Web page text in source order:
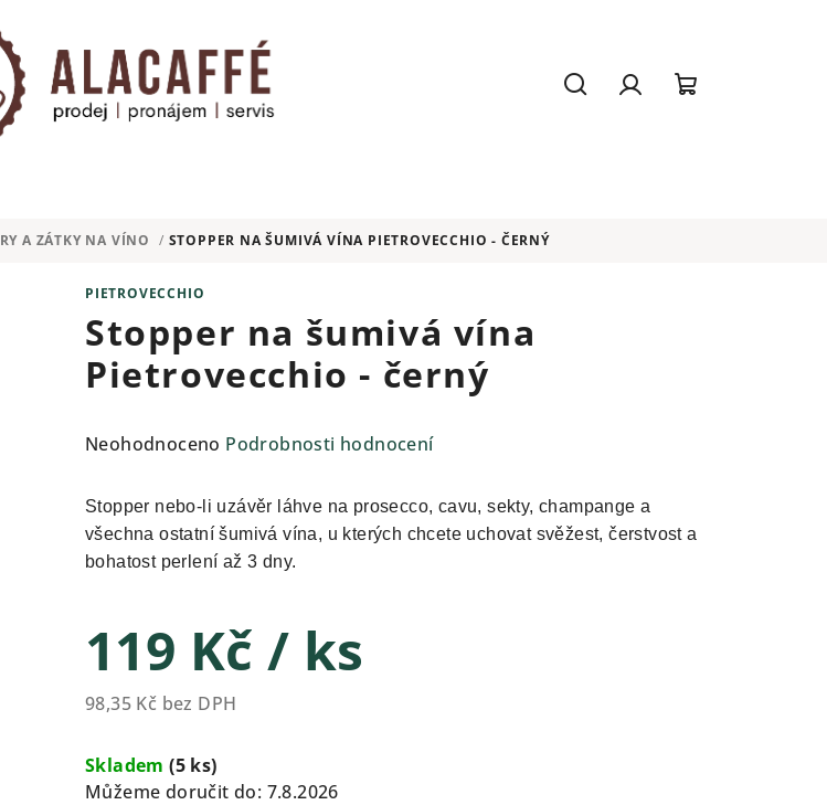
A ZÁTKY NA VÍNO / STOPPER NA ŠUMIVÁ VÍNA PIETROVECCHIO - ČERNÝ
PIETROVECCHIO
Stopper na šumivá vína
Pietrovecchio - černý
Průměrné
produktu
je
0,0
z
hvězdiček.
Neohodnoceno Podrobnosti hodnocení
Stopper nebo-li uzávěr láhve na prosecco, cavu, sekty, champange a
všechna ostatní šumivá vína, u kterých chcete uchovat svěžest, čerstvost a
bohatost perlení až 3 dny.
119 Kč / ks
98,35 Kč bez DPH
cena:
Skladem(5 ks)
Můžeme doručit do: 7.8.2026